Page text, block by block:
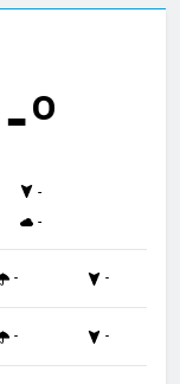
-º
-
-
- -
- -